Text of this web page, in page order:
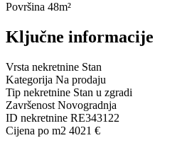
Površina 48m²
Ključne informacije
Vrsta nekretnine Stan
Kategorija Na prodaju
Tip nekretnine Stan u zgradi
Završenost Novogradnja
ID nekretnine RE343122
Cijena po m2 4021 €